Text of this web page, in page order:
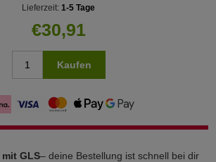
Lieferzeit: 1-5 Tage
€30,91
Kaufen
GLS– deine Bestellung ist schnell bei dir